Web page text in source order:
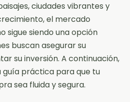
ciudades vibrantes y
el mercado
sigue siendo una opción
buscan asegurar su
su inversión. A continuación,
práctica para que tu
sea fluida y segura.